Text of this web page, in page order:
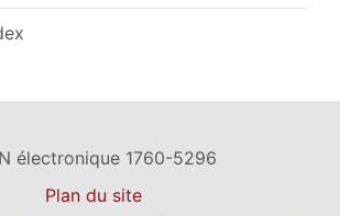
électronique 1760-5296
Plan du site